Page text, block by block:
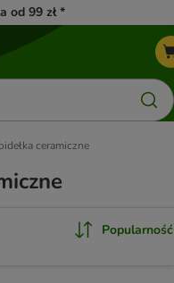
od 99 zł *
ceramiczne
Popularność